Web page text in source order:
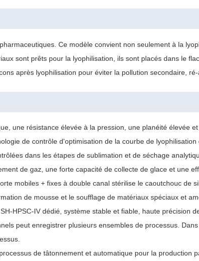
Ce modèle convient non seulement à la
sont prêts pour la lyophilisation, ils sont placés dans le
après lyophilisation pour éviter la pollution secondaire,
une résistance élevée à la pression, une planéité élevée
de contrôle d'optimisation de la courbe de
dans les étapes de sublimation et de séchage
de gaz, une forte capacité de collecte de glace et une
mobiles + fixes à double canal stérilise le caoutchouc de
de mousse et le soufflage de matériaux spéciaux et
HPSC-IV dédié, système stable et fiable, haute précision
peut enregistrer plusieurs ensembles de processus.
de tâtonnement et automatique pour la production